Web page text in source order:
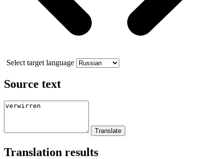
Select target language
Source text
Translation results